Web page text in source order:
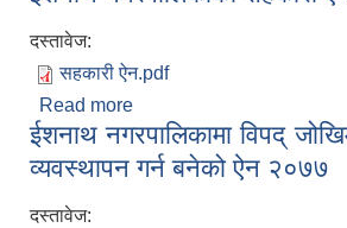
दस्तावेज:
सहकारी ऐन.pdf
Read more
ईशनाथ नगरपालिकामा विपद्
व्यवस्थापन गर्न बनेको ऐन २०७७
दस्तावेज: